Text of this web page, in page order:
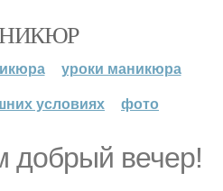
уроки маникюра
условиях
фото
добрый вечер!